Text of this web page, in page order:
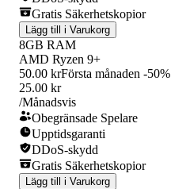
Gratis Säkerhetskopior
Lägg till i Varukorg
8GB RAM
AMD Ryzen 9+
50.00 krFörsta månaden -50%
25.00 kr
/Månadsvis
Obegränsade Spelare
Upptidsgaranti
DDoS-skydd
Gratis Säkerhetskopior
Lägg till i Varukorg